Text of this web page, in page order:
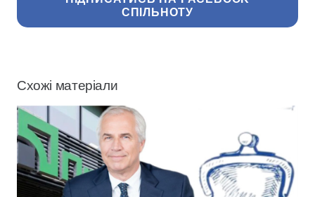
СПІЛЬНОТУ
Схожі матеріали